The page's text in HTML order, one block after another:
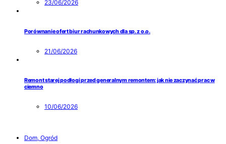
23/06/2026
Porównanie ofert biur rachunkowych dla sp. z o.o.
21/06/2026
Remont starej podłogi przed generalnym remontem: jak nie zaczynać prac w
ciemno
10/06/2026
Dom, Ogród